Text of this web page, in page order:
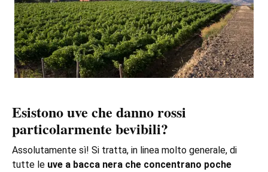
Esistono uve che danno rossi
particolarmente bevibili?
Assolutamente sì! Si tratta, in linea molto generale, di
tutte le uve a bacca nera che concentrano poche